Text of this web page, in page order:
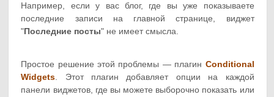
Например, если у вас блог, где вы уже показываете
последние записи на главной странице, виджет
"Последние посты" не имеет смысла.
Простое решение этой проблемы — плагин Conditional
Widgets. Этот плагин добавляет опции на каждой
панели виджетов, где вы можете выборочно показать или